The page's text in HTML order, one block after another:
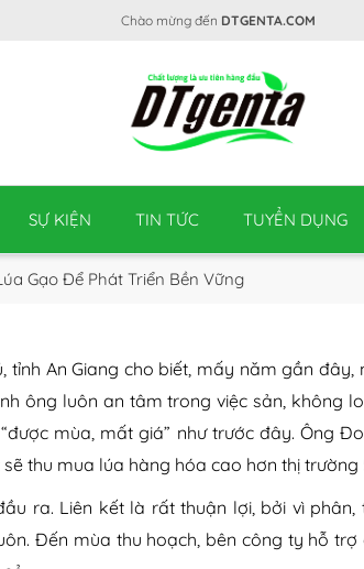
Chào mừng đến DTGENTA.COM
SỰ KIỆN TIN TỨC TUYỂN DỤNG
Gạo Để Phát Triển Bền Vững
tỉnh An Giang cho biết, mấy năm gần
ông luôn an tâm trong việc sản, không
mùa, mất giá” như trước đây. Ông
thu mua lúa hàng hóa cao hơn thị
ra. Liên kết là rất thuận lợi, bởi vì phân,
Đến mùa thu hoạch, bên công ty hỗ